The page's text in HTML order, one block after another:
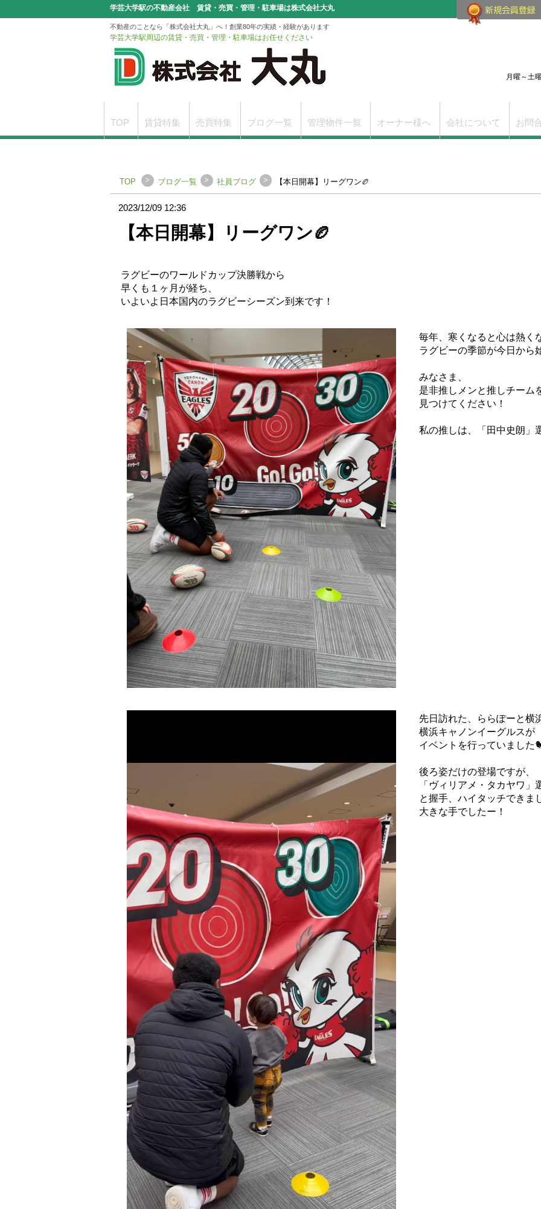
学芸大学駅の不動産会社 賃貸・売買・管理・駐車場は株式会社大丸
不動産のことなら「株式会社大丸」へ！創業80年の実績・経験があります
学芸大学駅周辺の賃貸・売買・管理・駐車場はお任せください
月曜～土
TOP 賃貸特集 売買特集 ブログ一覧 管理物件一覧 オーナー様へ 会社について お問
TOP > ブログ一覧 > 社員ブログ > 【本日開幕】リーグワン🏉
2023/12/09 12:36
【本日開幕】リーグワン🏉
ラグビーのワールドカップ決勝戦から
早くも１ヶ月が経ち、
いよいよ日本国内のラグビーシーズン到来です！
毎年、寒くなると心は熱く
ラグビーの季節が今日から
みなさま、
是非推しメンと推しチーム
見つけてください！
私の推しは、「田中史朗」
先日訪れた、ららぽーと横
横浜キャノンイーグルスが
イベントを行っていました
後ろ姿だけの登場ですが、
「ヴィリアメ・タカヤワ」
と握手、ハイタッチできま
大きな手でしたー！